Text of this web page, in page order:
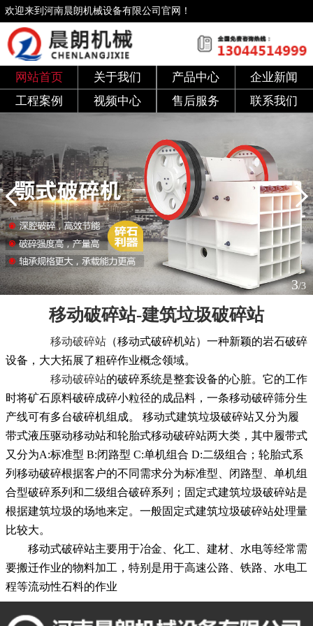
欢迎来到河南晨朗机械设备有限公司官网！
网站首页 关于我们 产品中心
企业新闻
工程案例
视频中心 售后服务 联系我们
3/3
移动破碎站-建筑垃圾破碎站
移动破碎站 （移动式破碎机站）一种新颖的岩石破碎
设备，大大拓展了粗碎作业概念领域。
移动破碎站的破碎系统是整套设备的心脏。它的工作
时将矿石原料破碎成碎小粒径的成品料，一条移动破碎筛分生
产线可有多台破碎机组成。 移动式建筑垃圾破碎站又分为履
带式液压驱动移动站和轮胎式移动破碎站两大类，其中履带式
又分为A:标准型 B:闭路型 C:单机组合 D:二级组合；轮胎式系
列移动破碎根据客户的不同需求分为标准型、闭路型、单机组
合型破碎系列和二级组合破碎系列；固定式建筑垃圾破碎站是
根据建筑垃圾的场地来定。一般固定式建筑垃圾破碎站处理量
比较大。
移动式破碎站主要用于冶金、化工、建材、水电等经常需
要搬迁作业的物料加工，特别是用于高速公路、铁路、水电工
程等流动性石料的作业